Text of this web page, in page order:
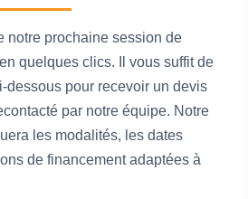
notre prochaine session de
quelques clics. Il vous suffit de
dessous pour recevoir un devis
par notre équipe. Notre
les modalités, les dates
de financement adaptées à